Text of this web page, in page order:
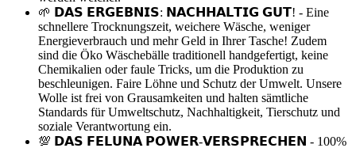
🌱 𝗗𝗔𝗦 𝗘𝗥𝗚𝗘𝗕𝗡𝗜𝗦: 𝗡𝗔𝗖𝗛𝗛𝗔𝗟𝗧𝗜𝗚 𝗚𝗨𝗧! - Eine
schnellere Trocknungszeit, weichere Wäsche, weniger
Energieverbrauch und mehr Geld in Ihrer Tasche! Zudem
sind die Öko Wäschebälle traditionell handgefertigt, keine
Chemikalien oder faule Tricks, um die Produktion zu
beschleunigen. Faire Löhne und Schutz der Umwelt. Unsere
Wolle ist frei von Grausamkeiten und halten sämtliche
Standards für Umweltschutz, Nachhaltigkeit, Tierschutz und
soziale Verantwortung ein.
💯 𝗗𝗔𝗦 𝗙𝗘𝗟𝗨𝗡𝗔 𝗣𝗢𝗪𝗘𝗥-𝗩𝗘𝗥𝗦𝗣𝗥𝗘𝗖𝗛𝗘𝗡 - 100%